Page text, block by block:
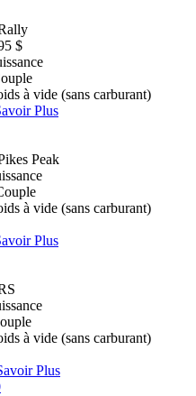
$
à vide (sans carburant)
Plus
Peak
à vide (sans carburant)
Plus
à vide (sans carburant)
Plus